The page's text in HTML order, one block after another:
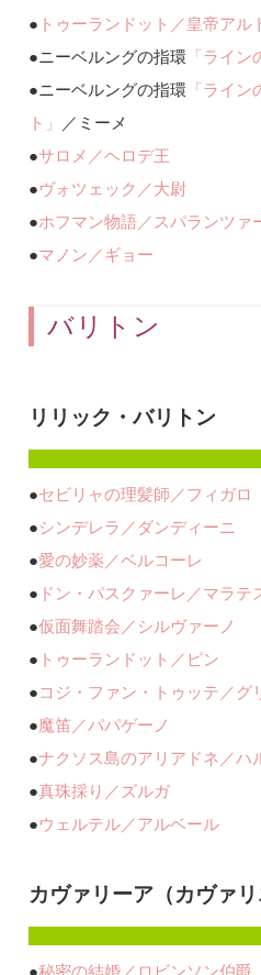
● トゥーランドット／皇帝アル
●ニーベルングの指環 「ライン
●ニーベルングの指環 「ライン
ト」
／ミーメ
●サロメ／ヘロデ王
●ヴォツェック／大尉
●ホフマン物語／スパランツァ
●マノン／ギョー
バリトン
リリック・バリトン
●セビリャの理髪師／フィガロ
●シンデレラ／ダンディーニ
●愛の妙薬／ベルコーレ
● ドン・パスクァーレ／マラテ
●仮面舞踏会／シルヴァーノ
● トゥーランドット／ピン
●コジ・ファン・トゥッテ／グ
●魔笛／パパゲーノ
●ナクソス島のアリアドネ／ハ
●真珠採り／ズルガ
●ウェルテル／アルベール
カヴァリーア（カヴァ
●秘密の結婚／ロビンソン伯爵